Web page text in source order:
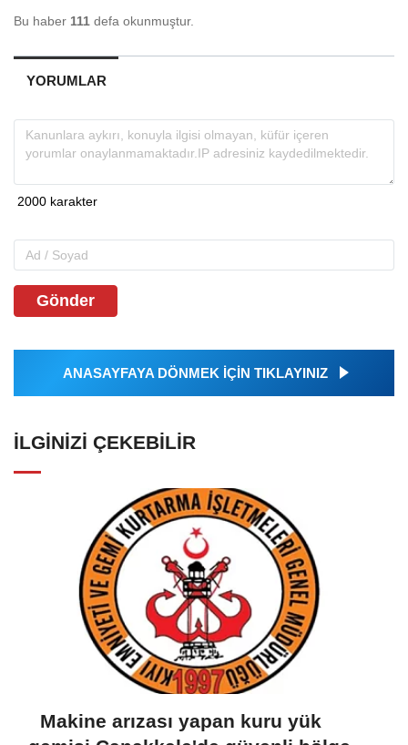
Bu haber 111 defa okunmuştur.
YORUMLAR
Gönder
ANASAYFAYA DÖNMEK İÇİN TIKLAYINIZ
İLGINIZI ÇEKEBILIR
Makine arızası yapan kuru yük